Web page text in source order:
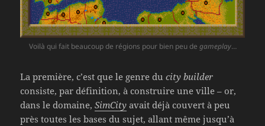
Voilà qui fait beaucoup de régions pour bien peu de gameplay…
La première, c’est que le genre ducity builder
consiste, par définition, à construire une ville – or,
dans le domaine,SimCity avait déjà couvert à peu
près toutes les bases du sujet, allant même jusqu’à